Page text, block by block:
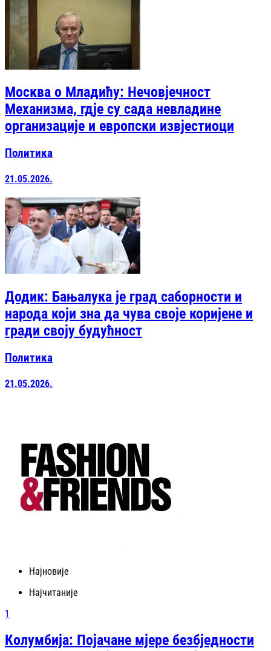
Москва о Младићу: Нечовјечност
Механизма, гдје су сада невладине
организације и европски извјестиоци
Политика
21.05.2026.
Додик: Бањалука је град саборности и
народа који зна да чува своје коријене и
гради своју будућност
Политика
21.05.2026.
Најновије
Најчитаније
1
Колумбија: Појачане мјере безбједности